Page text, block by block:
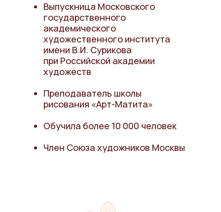
Выпускница Московского
государственного
академического
художественного института
имени В.И. Сурикова
при Российской академии
художеств
Преподаватель школы
рисования «Арт-Матита»
Обучила более 10 000 человек
Член Союза художников Москвы